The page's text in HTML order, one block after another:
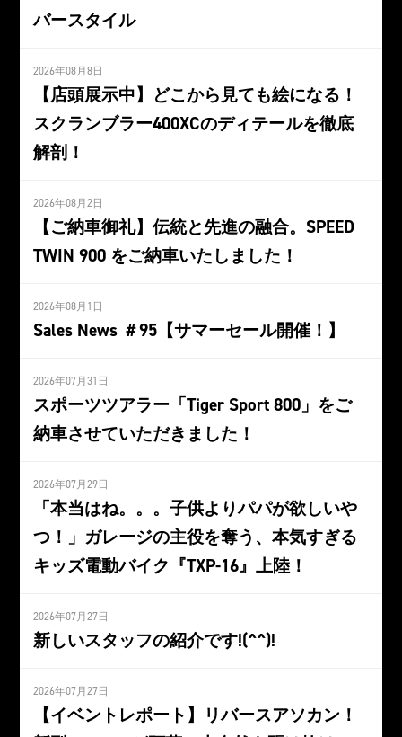
バースタイル
2026年08月8日
【店頭展示中】どこから見ても絵になる！
スクランブラー400XCのディテールを徹底
解剖！
2026年08月2日
【ご納車御礼】伝統と先進の融合。SPEED
TWIN 900 をご納車いたしました！
2026年08月1日
Sales News ＃95【サマーセール開催！】
2026年07月31日
スポーツツアラー「Tiger Sport 800」をご
納車させていただきました！
2026年07月29日
「本当はね。。。子供よりパパが欲しいや
つ！」ガレージの主役を奪う、本気すぎる
キッズ電動バイク『TXP-16』上陸！
2026年07月27日
新しいスタッフの紹介です!(^^)!
2026年07月27日
【イベントレポート】リバースアソカン！